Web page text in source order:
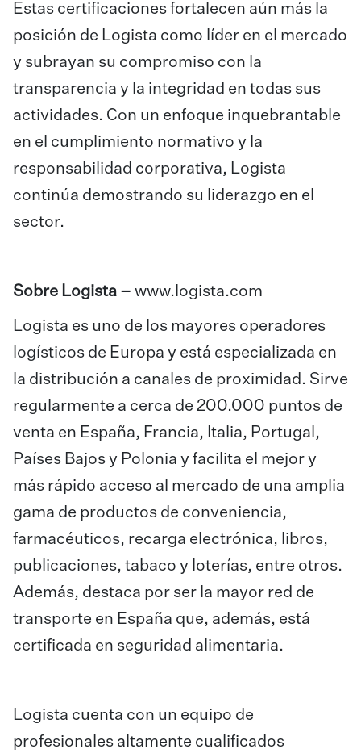
Estas certificaciones fortalecen aún más la
posición de Logista como líder en el mercado
y subrayan su compromiso con la
transparencia y la integridad en todas sus
actividades. Con un enfoque inquebrantable
en el cumplimiento normativo y la
responsabilidad corporativa, Logista
continúa demostrando su liderazgo en el
sector.
Sobre Logista – www.logista.com
Logista es uno de los mayores operadores
logísticos de Europa y está especializada en
la distribución a canales de proximidad. Sirve
regularmente a cerca de 200.000 puntos de
venta en España, Francia, Italia, Portugal,
Países Bajos y Polonia y facilita el mejor y
más rápido acceso al mercado de una amplia
gama de productos de conveniencia,
farmacéuticos, recarga electrónica, libros,
publicaciones, tabaco y loterías, entre otros.
Además, destaca por ser la mayor red de
transporte en España que, además, está
certificada en seguridad alimentaria.
Logista cuenta con un equipo de
profesionales altamente cualificados